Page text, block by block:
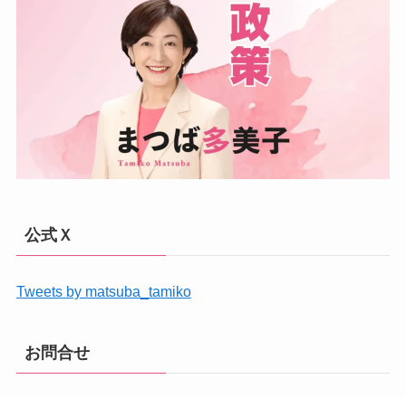
公式Ｘ
Tweets by matsuba_tamiko
お問合せ